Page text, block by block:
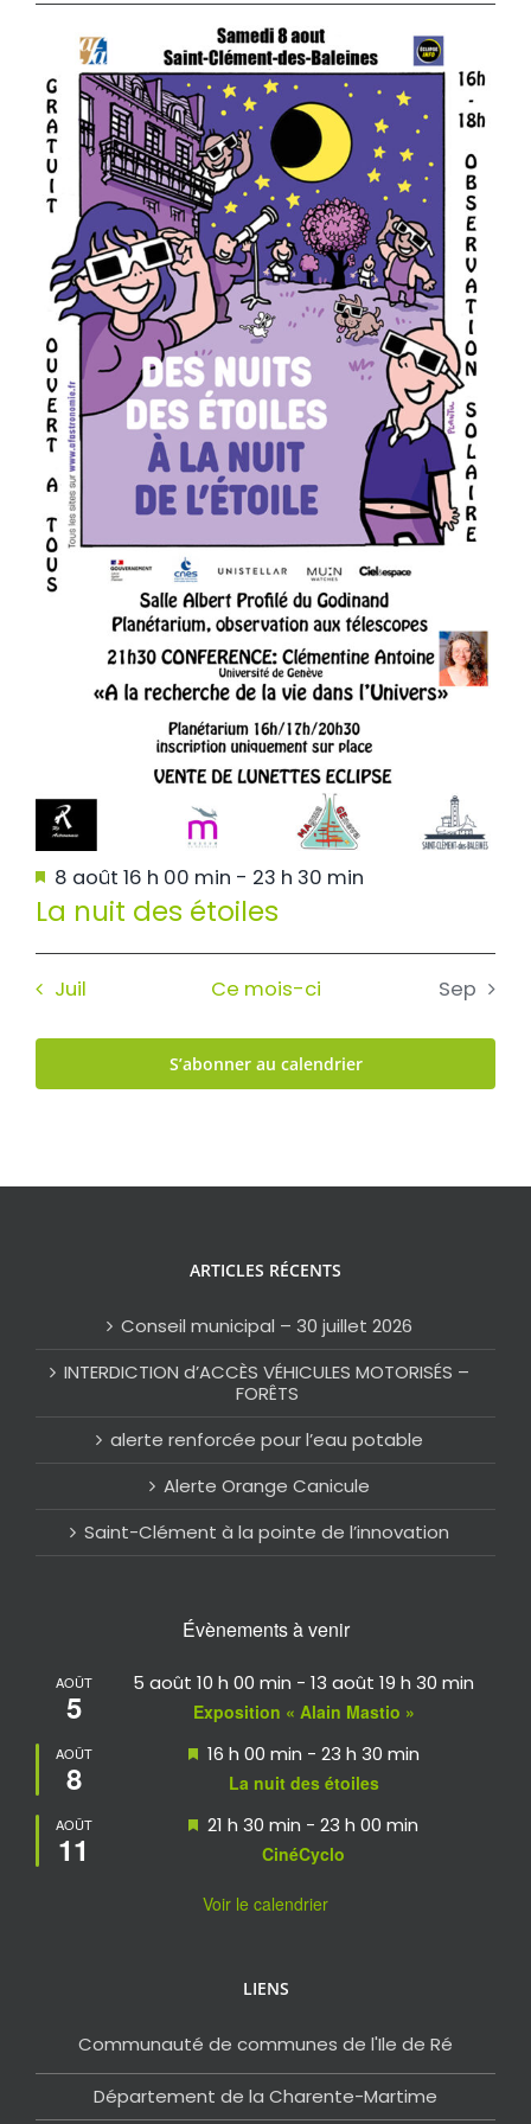
Mis
avant
8 août 16 h 00 min - 23 h 30 min
La nuit des étoiles
Juil Ce mois-ci Sep
S’abonner au calendrier
ARTICLES RÉCENTS
Conseil municipal – 30 juillet 2026
INTERDICTION d’ACCÈS VÉHICULES MOTORISÉS –
FORÊTS
alerte renforcée pour l’eau potable
Alerte Orange Canicule
Saint-Clément à la pointe de l’innovation
Évènements à venir
AOÛT
5
5 août 10 h 00 min - 13 août 19 h 30 min
Exposition « Alain Mastio »
AOÛT
8
Mis
avant
16 h 00 min - 23 h 30 min
La nuit des étoiles
AOÛT
11
Mis
21 h 30 min - 23 h 00 min
CinéCyclo
Voir le calendrier
LIENS
Communauté de communes de l'Ile de Ré
Département de la Charente-Martime